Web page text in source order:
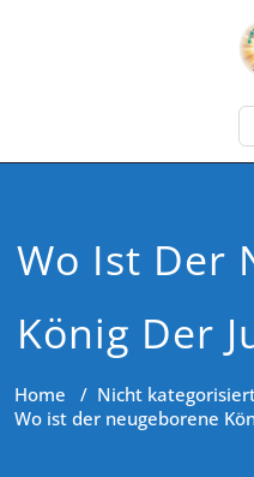
Wo Ist Der
König Der
Home / Nicht
Wo ist der neugeborene